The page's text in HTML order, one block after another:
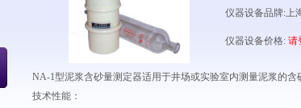
仪器设备品牌:上
仪器设备价格: 请
NA-1型泥浆含砂量测定器适用于井场或实验室内测量泥浆的
技术性能：